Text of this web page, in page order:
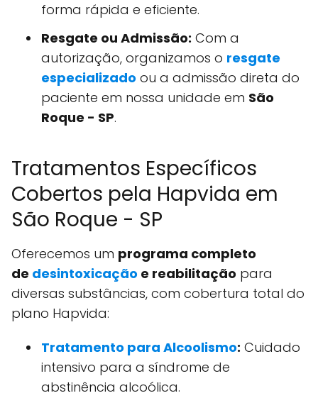
forma rápida e eficiente.
Resgate ou Admissão: Com a
autorização, organizamos o resgate
especializado ou a admissão direta do
paciente em nossa unidade em São
Roque - SP.
Tratamentos Específicos
Cobertos pela Hapvida em
São Roque - SP
Oferecemos um programa completo
de desintoxicação e reabilitação para
diversas substâncias, com cobertura total do
plano Hapvida:
Tratamento para Alcoolismo: Cuidado
intensivo para a síndrome de
abstinência alcoólica.